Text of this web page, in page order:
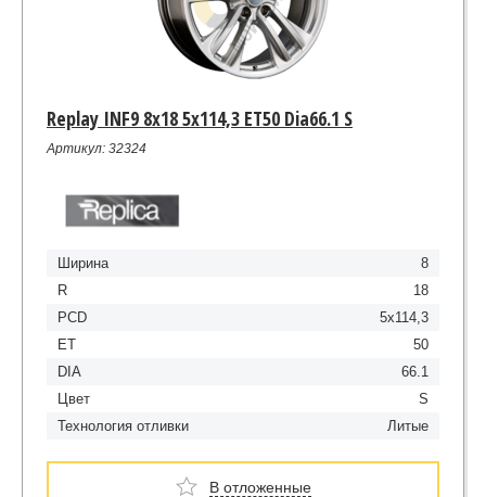
Replay INF9 8x18 5x114,3 ET50 Dia66.1 S
Артикул: 32324
Ширина
8
R
18
PCD
5x114,3
ET
50
DIA
66.1
Цвет
S
Технология отливки
Литые
В отложенные